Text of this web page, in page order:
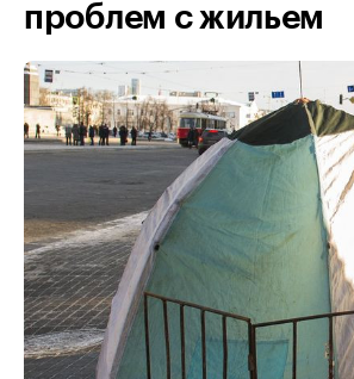
проблем с жильем